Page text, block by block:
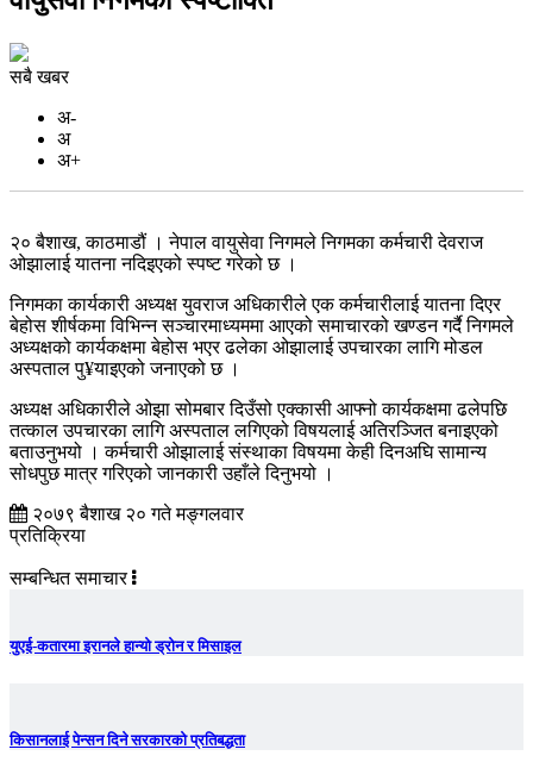
सबै खबर
अ-
अ
अ+
२० बैशाख, काठमाडौं । नेपाल वायुसेवा निगमले निगमका कर्मचारी देवराज
ओझालाई यातना नदिइएको स्पष्ट गरेको छ ।
निगमका कार्यकारी अध्यक्ष युवराज अधिकारीले एक कर्मचारीलाई यातना दिएर
बेहोस शीर्षकमा विभिन्न सञ्चारमाध्यममा आएको समाचारको खण्डन गर्दै निगमले
अध्यक्षको कार्यकक्षमा बेहोस भएर ढलेका ओझालाई उपचारका लागि मोडल
अस्पताल पु¥याइएको जनाएको छ ।
अध्यक्ष अधिकारीले ओझा सोमबार दिउँसो एक्कासी आफ्नो कार्यकक्षमा ढलेपछि
तत्काल उपचारका लागि अस्पताल लगिएको विषयलाई अतिरञ्जित बनाइएको
बताउनुभयो । कर्मचारी ओझालाई संस्थाका विषयमा केही दिनअघि सामान्य
सोधपुछ मात्र गरिएको जानकारी उहाँले दिनुभयो ।
२०७९ बैशाख २० गते मङ्गलवार
प्रतिक्रिया
सम्बन्धित समाचार
युएई-कतारमा इरानले हान्यो ड्रोन र मिसाइल
किसानलाई पेन्सन दिने सरकारको प्रतिबद्धता